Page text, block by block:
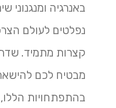
באנרגיה ומנגנוני
נפלטים לעולם
קצרות מתמיד.
מבטיח לכם
בהתפתחויות